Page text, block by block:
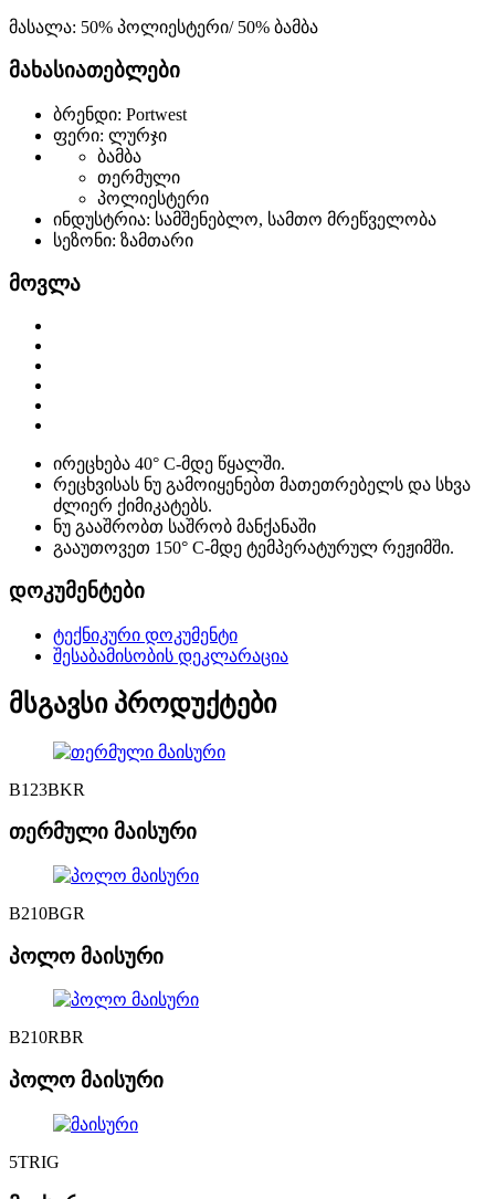
მასალა: 50% პოლიესტერი/ 50% ბამბა
მახასიათებლები
ბრენდი: Portwest
ფერი: ლურჯი
ბამბა
თერმული
პოლიესტერი
ინდუსტრია: სამშენებლო, სამთო მრეწველობა
სეზონი: ზამთარი
მოვლა
ირეცხება 40° C-მდე წყალში.
რეცხვისას ნუ გამოიყენებთ მათეთრებელს და სხვა
ძლიერ ქიმიკატებს.
ნუ გააშრობთ საშრობ მანქანაში
გააუთოვეთ 150° C-მდე ტემპერატურულ რეჟიმში.
დოკუმენტები
ტექნიკური დოკუმენტი
შესაბამისობის დეკლარაცია
მსგავსი პროდუქტები
B123BKR
თერმული მაისური
B210BGR
პოლო მაისური
B210RBR
პოლო მაისური
5TRIG